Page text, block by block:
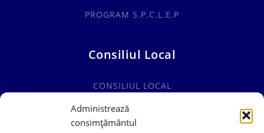
Administrează
consimțământul
PROGRAM S.P.C.L.E.P
Consiliul Local
CONSILIUL LOCAL
COMISII SPECIALITATE
HOTĂRÂRI CONSILIUL LOCAL